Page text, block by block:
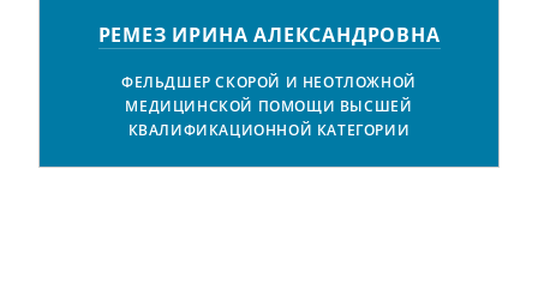
РЕМЕЗ ИРИНА АЛЕКСАНДРОВНА
ФЕЛЬДШЕР СКОРОЙ И НЕОТЛОЖНОЙ
МЕДИЦИНСКОЙ ПОМОЩИ ВЫСШЕЙ
КВАЛИФИКАЦИОННОЙ КАТЕГОРИИ